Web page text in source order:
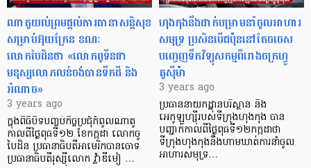
ណាតូយល់ព្រមផ្តល់ការធានាសន្តិសុខ
សម្រាប់អ៊ុយក្រែន ខណៈ
លោកបៃដិនថា «លោកពូទីនជា
មនុស្សលោភលន់ចង់បានទឹកដី និង
អំណាច»
3 years ago
ក្នុងពិធីបិទបញ្ចប់កិច្ចប្រជុំកំពូលណាតូ
កាលពីថ្ងៃពុធទី១២ ខែកក្កដា លោកចូ
បៃដិន ប្រធានាធិបតីអាមេរិកបានចោទ
ប្រធានាធិបតីរុស្ស៊ីលោក វ៉្លាឌីមៀ …
ហុងកុងនឹងដាក់បម្រាមនាំចូលអាហារ
សមុទ្រ ប្រសិនបើជប៉ុននៅតែចចេស
បញ្ចេញទឹកវិទ្យុសកម្មពីរោងចក្រហ្វូ
គូស៊ីម៉ា
3 years ago
ប្រធាននាយកដ្ឋានបរិស្ថាន និង
អេកូឡូហ្ស៊ីរបស់ទីក្រុងហុងកុង បាន
បញ្ជាក់កាលពីថ្ងៃពុធទី១២កក្កដាថា
ទីក្រុងហុងកុងនឹងហាមឃាត់ការនាំចូល
អាហារសមុទ្រ…